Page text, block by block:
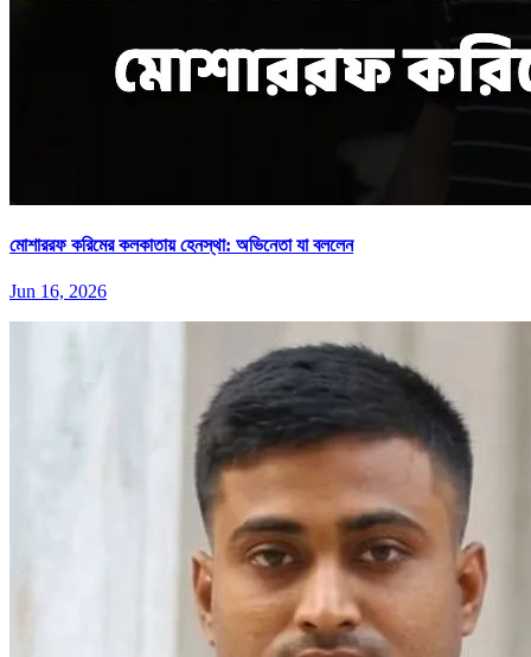
মোশাররফ করিমের কলকাতায় হেনস্থা: অভিনেতা যা বললেন
Jun 16, 2026